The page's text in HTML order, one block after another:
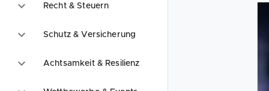
Recht & Steuern
Schutz & Versicherung
Achtsamkeit & Resilienz